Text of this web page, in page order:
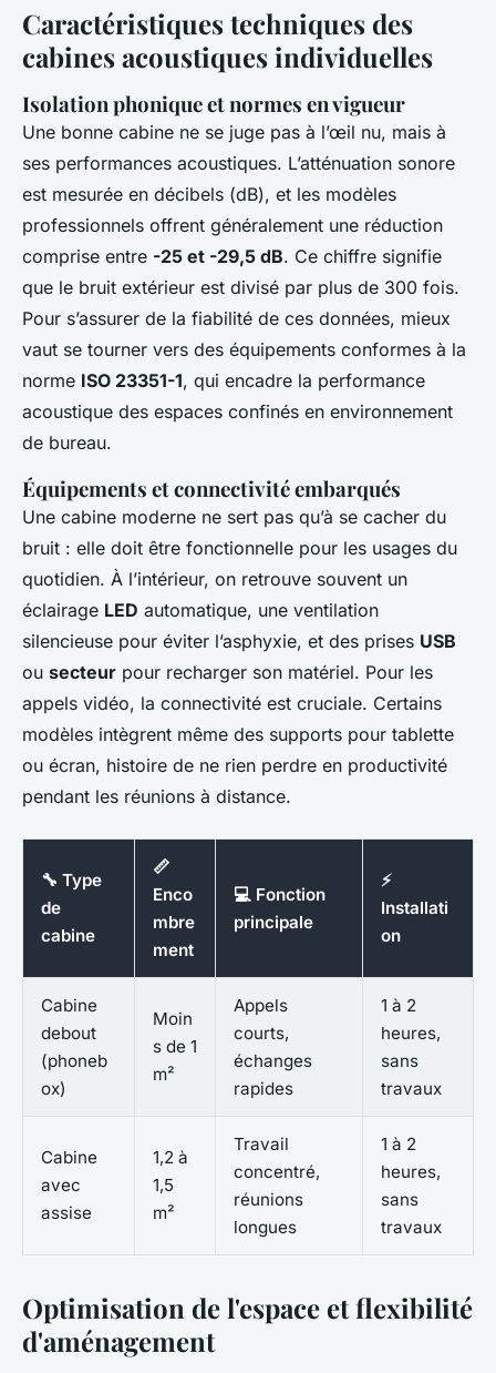
Caractéristiques techniques des
cabines acoustiques individuelles
Isolation phonique et normes en vigueur
Une bonne cabine ne se juge pas à l’œil nu, mais à
ses performances acoustiques. L’atténuation sonore
est mesurée en décibels (dB), et les modèles
professionnels offrent généralement une réduction
comprise entre -25 et -29,5 dB. Ce chiffre signifie
que le bruit extérieur est divisé par plus de 300 fois.
Pour s’assurer de la fiabilité de ces données, mieux
vaut se tourner vers des équipements conformes à la
norme ISO 23351-1, qui encadre la performance
acoustique des espaces confinés en environnement
de bureau.
Équipements et connectivité embarqués
Une cabine moderne ne sert pas qu’à se cacher du
bruit : elle doit être fonctionnelle pour les usages du
quotidien. À l’intérieur, on retrouve souvent un
éclairage LED automatique, une ventilation
silencieuse pour éviter l’asphyxie, et des prises USB
ou secteur pour recharger son matériel. Pour les
appels vidéo, la connectivité est cruciale. Certains
modèles intègrent même des supports pour tablette
ou écran, histoire de ne rien perdre en productivité
pendant les réunions à distance.
🔧 Type
de
cabine
📏
Enco
mbre
ment
💻 Fonction
principale
⚡
Installati
on
Cabine
debout
(phoneb
ox)
Moin
s de 1
m²
Appels
courts,
échanges
rapides
1 à 2
heures,
sans
travaux
Cabine
avec
assise
1,2 à
1,5
m²
Travail
concentré,
réunions
longues
1 à 2
heures,
sans
travaux
Optimisation de l'espace et flexibilité
d'aménagement